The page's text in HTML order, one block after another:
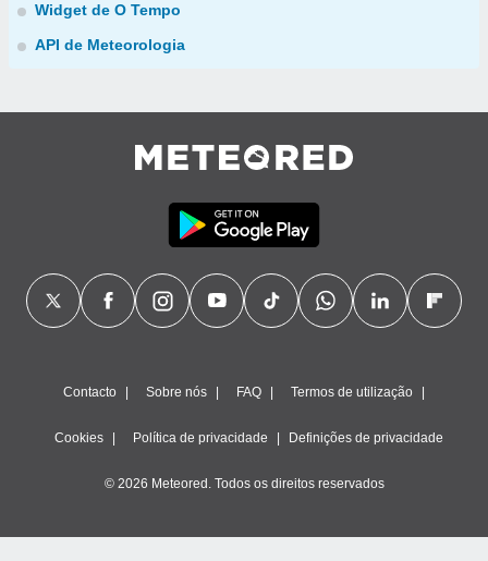
Widget de O Tempo
API de Meteorologia
Contacto Sobre nós FAQ Termos de utilização
Cookies Política de privacidade Definições de privacidade
© 2026 Meteored. Todos os direitos reservados